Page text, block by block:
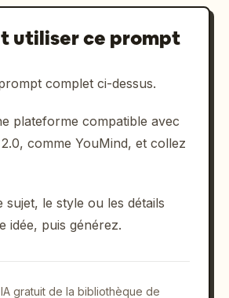
utiliser ce prompt
complet ci-dessus.
plateforme compatible avec
comme YouMind, et collez
sujet, le style ou les détails
idée, puis générez.
gratuit de la bibliothèque de